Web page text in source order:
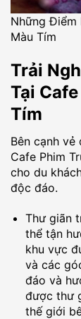
Những Điểm
Màu Tím
Trải
Tại
Tím
Bên cạnh
Cafe Phim
cho du
độc đáo.
Thư giãn
thể tận
khu vực
và các
đáo và
được thư
thế giới